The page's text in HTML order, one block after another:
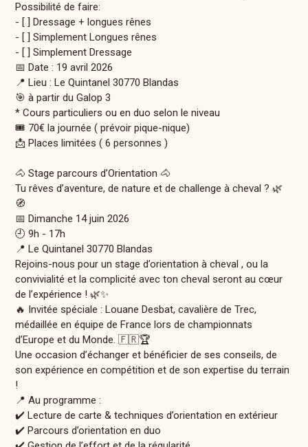
Possibilité de faire:
- [ ] Dressage + longues rênes
- [ ] Simplement Longues rênes
- [ ] Simplement Dressage
📅 Date : 19 avril 2026
📍 Lieu : Le Quintanel 30770 Blandas
🎯 à partir du Galop 3
* Cours particuliers ou en duo selon le niveau
🎟️ 70€ la journée ( prévoir pique-nique)
📩 Places limitées ( 6 personnes )
🐴 Stage parcours d’Orientation 🐴
Tu rêves d’aventure, de nature et de challenge à cheval ? 🌿
🧭
📅 Dimanche 14 juin 2026
🕘 9h - 17h
📍 Le Quintanel 30770 Blandas
Rejoins-nous pour un stage d’orientation à cheval , ou la
convivialité et la complicité avec ton cheval seront au cœur
de l’expérience ! 🌿✨
🔥 Invitée spéciale : Louane Desbat, cavalière de Trec,
médaillée en équipe de France lors de championnats
d’Europe et du Monde. 🇫🇷🏆
Une occasion d’échanger et bénéficier de ses conseils, de
son expérience en compétition et de son expertise du terrain
!
📍 Au programme :
✔️ Lecture de carte & techniques d’orientation en extérieur
✔️ Parcours d’orientation en duo